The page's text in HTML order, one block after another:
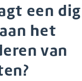
een
het
van